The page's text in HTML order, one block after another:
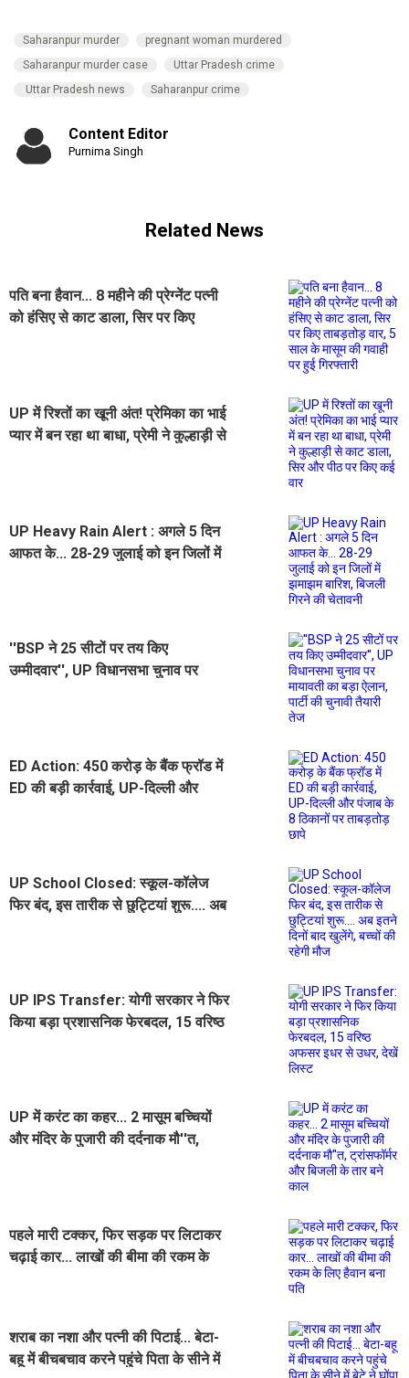
Saharanpur murder
pregnant woman murdered
Saharanpur murder case
Uttar Pradesh crime
Uttar Pradesh news
Saharanpur crime
Content Editor
Purnima Singh
Related News
पति बना हैवान... 8 महीने की प्रेग्नेंट पत्नी
को हंसिए से काट डाला, सिर पर किए
UP में रिश्तों का खूनी अंत! प्रेमिका का भाई
प्यार में बन रहा था बाधा, प्रेमी ने कुल्हाड़ी से
UP Heavy Rain Alert : अगले 5 दिन
आफत के... 28-29 जुलाई को इन जिलों में
''BSP ने 25 सीटों पर तय किए
उम्मीदवार'', UP विधानसभा चुनाव पर
ED Action: 450 करोड़ के बैंक फ्रॉड में
ED की बड़ी कार्रवाई, UP-दिल्ली और
UP School Closed: स्कूल-कॉलेज
फिर बंद, इस तारीक से छुट्टियां शुरू.... अब
UP IPS Transfer: योगी सरकार ने फिर
किया बड़ा प्रशासनिक फेरबदल, 15 वरिष्ठ
UP में करंट का कहर... 2 मासूम बच्चियों
और मंदिर के पुजारी की दर्दनाक मौ''त,
पहले मारी टक्कर, फिर सड़क पर लिटाकर
चढ़ाई कार... लाखों की बीमा की रकम के
शराब का नशा और पत्नी की पिटाई... बेटा-
बहू में बीचबचाव करने पहुंचे पिता के सीने में